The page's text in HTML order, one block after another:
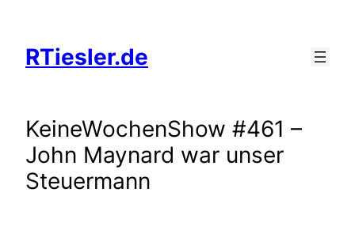
springen
RTiesler.de
KeineWochenShow #461 –
John Maynard war unser
Steuermann